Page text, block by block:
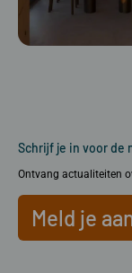
Schrijf je in voor de
Ontvang actualiteiten
Meld je